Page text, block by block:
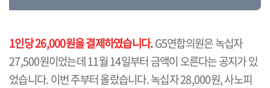
1인당 26,000원을 결제하였습니다.G5연합의원은 녹십자
27,500원이었는데 11월 14일부터 금액이 오른다는 공지가 있
었습니다. 이번 주부터 올랐습니다. 녹십자 28,000원, 사노피